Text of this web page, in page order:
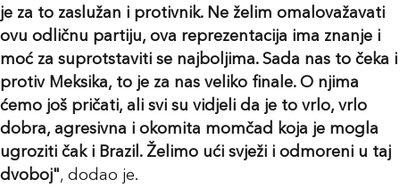
je za to zaslužan i protivnik. Ne želim omalovažavati
ovu odličnu partiju, ova reprezentacija ima znanje i
moć za suprotstaviti se najboljima. Sada nas to čeka i
protiv Meksika, to je za nas veliko finale. O njima
ćemo još pričati, ali svi su vidjeli da je to vrlo, vrlo
dobra, agresivna i okomita momčad koja je mogla
ugroziti čak i Brazil. Želimo ući svježi i odmoreni u taj
dvoboj", dodao je.